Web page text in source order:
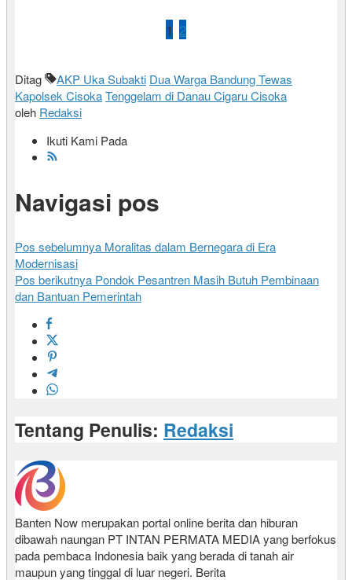
1 2
Ditag AKP Uka Subakti Dua Warga Bandung Tewas
Kapolsek CisokaTenggelam di Danau Cigaru Cisoka
oleh Redaksi
Ikuti Kami Pada
Navigasi pos
Pos sebelumnya Moralitas dalam Bernegara di Era
Modernisasi
Pos berikutnya Pondok Pesantren Masih Butuh Pembinaan
dan Bantuan Pemerintah
Tentang Penulis: Redaksi
Banten Now merupakan portal online berita dan hiburan
dibawah naungan PT INTAN PERMATA MEDIA yang berfokus
pada pembaca Indonesia baik yang berada di tanah air
maupun yang tinggal di luar negeri. Berita